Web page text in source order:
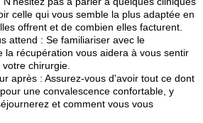
celle qui vous semble la plus adaptée en
offrent et de combien elles facturent.
attend : Se familiariser avec le
la récupération vous aidera à vous sentir
chirurgie.
après : Assurez-vous d'avoir tout ce dont
une convalescence confortable, y
et comment vous vous